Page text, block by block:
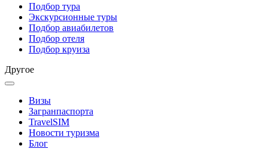
Подбор тура
Экскурсионные туры
Подбор авиабилетов
Подбор отеля
Подбор круиза
Другое
Визы
Загранпаспорта
TravelSIM
Новости туризма
Блог